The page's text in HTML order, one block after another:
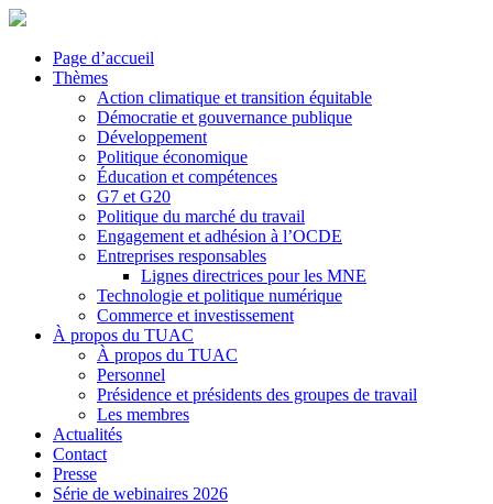
Page d’accueil
Thèmes
Action climatique et transition équitable
Démocratie et gouvernance publique
Développement
Politique économique
Éducation et compétences
G7 et G20
Politique du marché du travail
Engagement et adhésion à l’OCDE
Entreprises responsables
Lignes directrices pour les MNE
Technologie et politique numérique
Commerce et investissement
À propos du TUAC
À propos du TUAC
Personnel
Présidence et présidents des groupes de travail
Les membres
Actualités
Contact
Presse
Série de webinaires 2026